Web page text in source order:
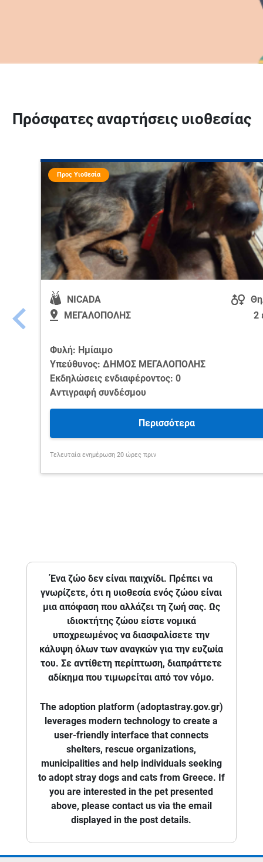
Πρόσφατες αναρτήσεις υιοθεσίας
Προς Υιοθεσία
NICADA
ΜΕΓΑΛΟΠΟΛΗΣ
2
Φυλή: Ημίαιμο
Υπεύθυνος: ΔΗΜΟΣ ΜΕΓΑΛΟΠΟΛΗΣ
Εκδηλώσεις ενδιαφέροντος: 0
Αντιγραφή συνδέσμου
Περισσότερα
Τελευταία ενημέρωση 20 ώρες πριν
Ένα ζώο δεν είναι παιχνίδι. Πρέπει να
γνωρίζετε, ότι η υιοθεσία ενός ζώου είναι
μια απόφαση που αλλάζει τη ζωή σας. Ως
ιδιοκτήτης ζώου είστε νομικά
υποχρεωμένος να διασφαλίσετε την
κάλυψη όλων των αναγκών για την ευζωία
του. Σε αντίθετη περίπτωση, διαπράττετε
αδίκημα που τιμωρείται από τον νόμο.
The adoption platform (adoptastray.gov.gr)
leverages modern technology to create a
user-friendly interface that connects
shelters, rescue organizations,
municipalities and help individuals seeking
to adopt stray dogs and cats from Greece. If
you are interested in the pet presented
above, please contact us via the email
displayed in the post details.